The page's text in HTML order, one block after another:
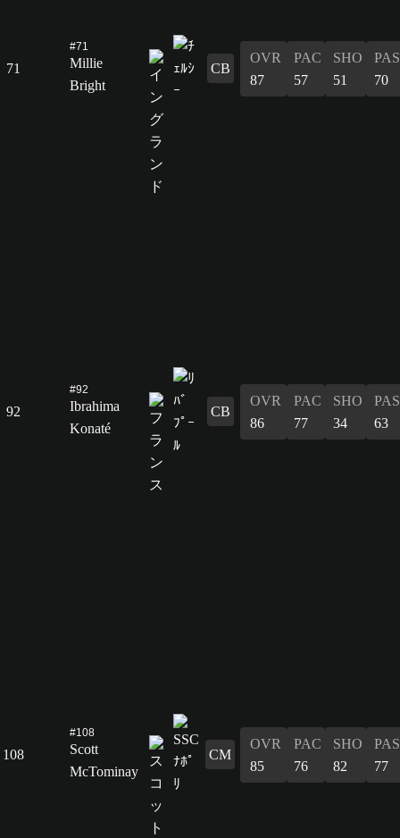
71
#71
Millie
Bright
CB
OVR
87
PAC
57
SHO
51
PAS
70
92
#92
Ibrahima
Konaté
CB
OVR
86
PAC
77
SHO
34
PAS
63
108
#108
Scott
McTominay
CM
OVR
85
PAC
76
SHO
82
PAS
77